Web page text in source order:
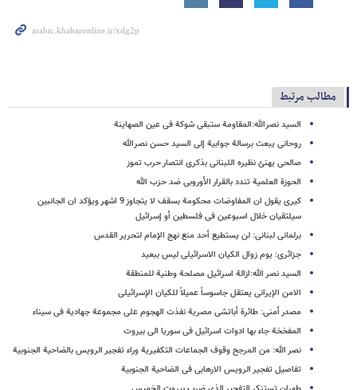
مطالب مرتبط
السید نصرالله:المقاومة ستبقى شوکة فی عین الصهاینة
روحانی یبعث برسالة جوابیة إلى السید حسن نصرالله
صالحی یهنئ نظیره اللبنانی بذکرى انتصار حرب تموز
الحوزة العلمیة تندد بالقرار الأوروبی ضد حزب الله
کیری یقول ان المفاوضات محکومة بسقف لا یتجاوز 9 اشهر ویؤکد ان الجانبین
سیلتقیان خلال اسبوعین فی فلسطین أو إسرائیل
برلمانی لبنانی: لن یستطیع أحد منع نهج الإمام لتحریر القدس
جزائری: یوم زوال الکیان الاسرائیلی لیس ببعید
السید نصر الله:ازالة اسرائیل مصلحة وطنیة للمنطقة
الامن الإیرانی یعتقل جاسوساً عمیلاً للکیان الإسرائیلی
مصدر أمنی: طائرة أباتشی مصریة نفذت الهجوم على مجموعة جهادیة فی سیناء
المفخخة جاء بها ادوات اسرائیل فی سوریا الى بیروت
نصر الله: من المرجح وقوف الجماعات التکفیریة وراء تفجیر الرویس بالضاحیة الجنوبیة
تفاصیل تفجیر الرویس الارهابی فی الضاحیة الجنوبیة